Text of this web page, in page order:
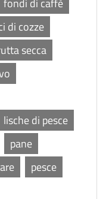
di cozze
secca
lische di pesce
pane
pesce